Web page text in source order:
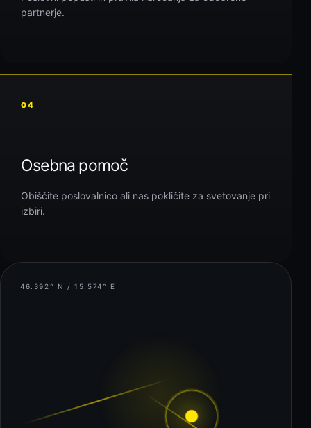
partnerje.
04
Osebna pomoč
Obiščite poslovalnico ali nas pokličite za svetovanje pri
izbiri.
46.392° N / 15.574° E